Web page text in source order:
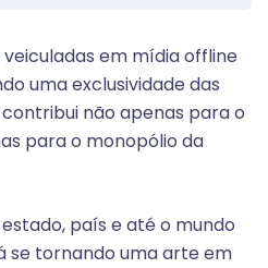
em mídia offline
uma exclusividade das
não apenas para o
para o monopólio da
país e até o mundo
se tornando uma arte em